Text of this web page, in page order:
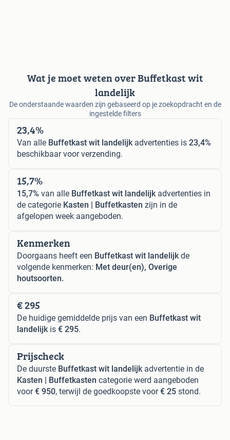
Wat je moet weten over Buffetkast wit
landelijk
De onderstaande waarden zijn gebaseerd op je zoekopdracht en de
ingestelde filters
23,4%
Van alle Buffetkast wit landelijkadvertenties is 23,4%
beschikbaar voor verzending.
15,7%
15,7% van alle Buffetkast wit landelijkadvertenties in
de categorie Kasten | Buffetkasten zijn in de
afgelopen week aangeboden.
Kenmerken
Doorgaans heeft een Buffetkast wit landelijkde
volgende kenmerken: Met deur(en), Overige
houtsoorten.
€ 295
De huidige gemiddelde prijs van een Buffetkast wit
landelijkis € 295.
Prijscheck
De duurste Buffetkast wit landelijkadvertentie in de
Kasten | Buffetkasten categorie werd aangeboden
voor€ 950, terwijl de goedkoopste voor€ 25 stond.